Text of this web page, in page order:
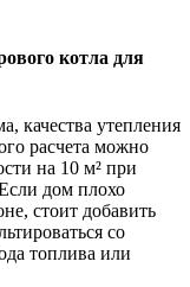
котла для
качества утепления
расчета можно
на 10 м² при
дом плохо
стоит добавить
со
топлива или